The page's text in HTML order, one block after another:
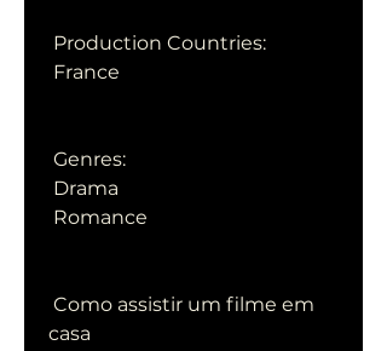
Production Countries:
France
Genres:
Drama
Romance
casa